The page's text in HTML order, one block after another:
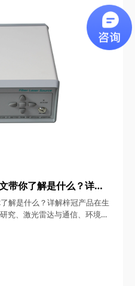
学相干层析成像（OCT）、光
快激光等多个领域展现出非凡
...
带你了解是什么？详解
加工、非线性光学研究、
领域的实际应用
解是什么？详解梓冠产品在生
究、激光雷达与通信、环境监
器凭借其高功率、短脉冲、
猛发展的今天，成为科研与工